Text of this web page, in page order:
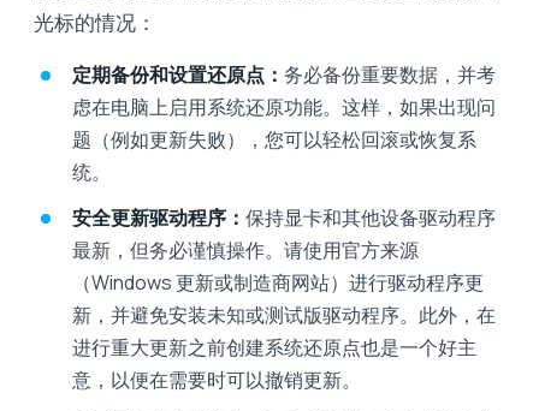
光标的情况：
定期备份和设置还原点： 务必备份重要数据，并考
虑在电脑上启用系统还原功能。这样，如果出现问
题（例如更新失败），您可以轻松回滚或恢复系
统。
安全更新驱动程序： 保持显卡和其他设备驱动程序
最新，但务必谨慎操作。请使用官方来源
（Windows 更新或制造商网站）进行驱动程序更
新，并避免安装未知或测试版驱动程序。此外，在
进行重大更新之前创建系统还原点也是一个好主
意，以便在需要时可以撤销更新。